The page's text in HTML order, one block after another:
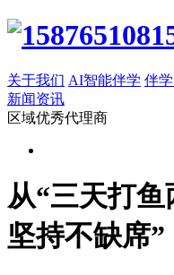
关于我们 AI智能伴学 伴
新闻资讯
区域优秀代理商
从“三天打
坚持不缺席”